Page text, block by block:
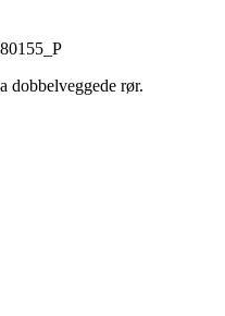
dobbelveggede rør.